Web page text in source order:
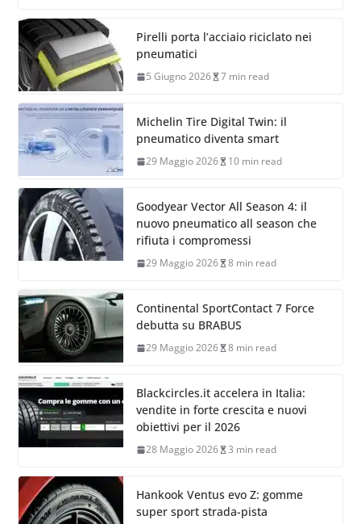
Pirelli porta l’acciaio riciclato nei
pneumatici
5 Giugno 2026 7 min read
Michelin Tire Digital Twin: il
pneumatico diventa smart
29 Maggio 2026 10 min read
Goodyear Vector All Season 4: il
nuovo pneumatico all season che
rifiuta i compromessi
29 Maggio 2026 8 min read
Continental SportContact 7 Force
debutta su BRABUS
29 Maggio 2026 8 min read
Blackcircles.it accelera in Italia:
vendite in forte crescita e nuovi
obiettivi per il 2026
28 Maggio 2026 3 min read
Hankook Ventus evo Z: gomme
super sport strada-pista